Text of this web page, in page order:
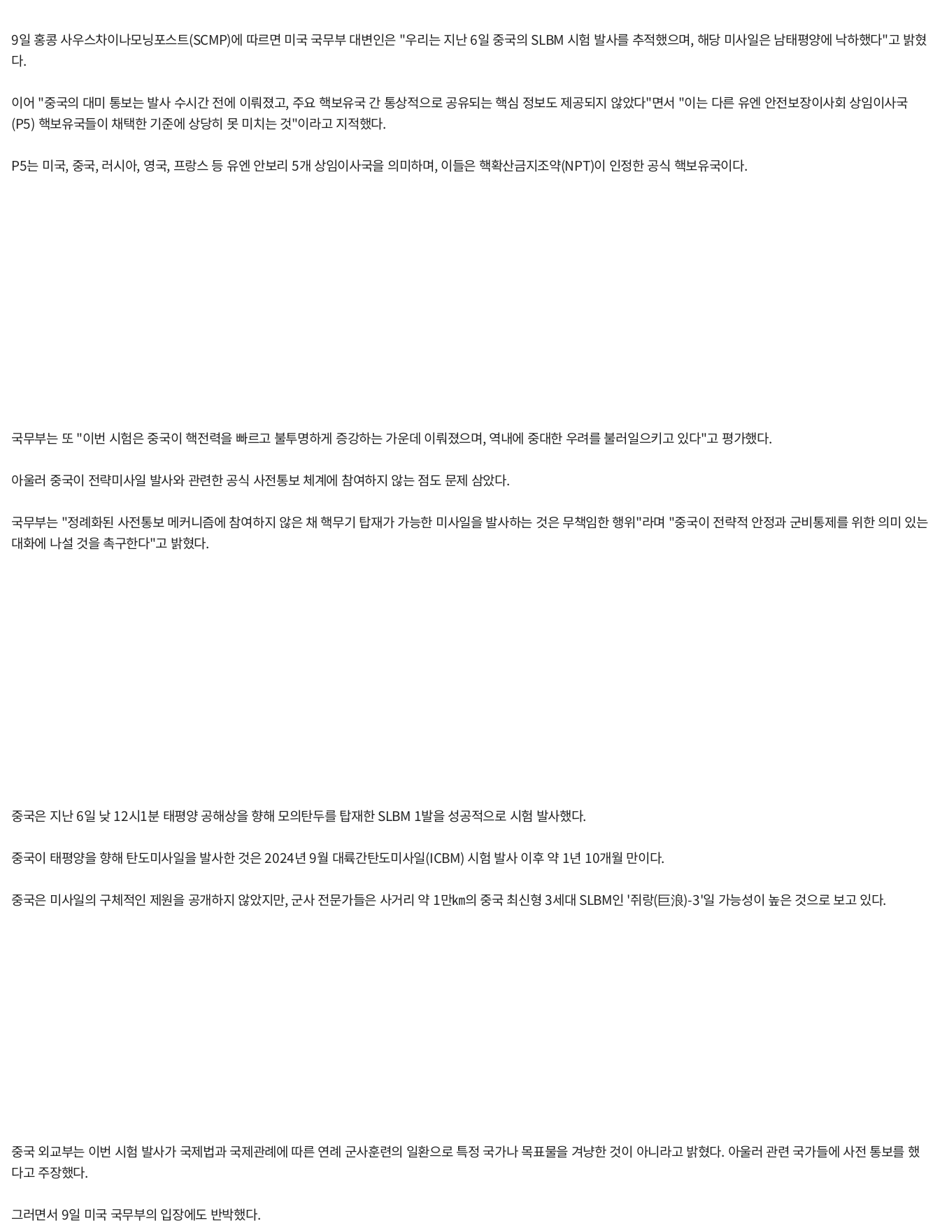
9일 홍콩 사우스차이나모닝포스트(SCMP)에 따르면 미국 국무부 대변인은 "우리는 지난 6일 중국의 SLBM 시험 발사를 추적했으며, 해당 미사일은 남태평양에 낙하했다"고 밝혔
다.
이어 "중국의 대미 통보는 발사 수시간 전에 이뤄졌고, 주요 핵보유국 간 통상적으로 공유되는 핵심 정보도 제공되지 않았다"면서 "이는 다른 유엔 안전보장이사회 상임이사국
(P5) 핵보유국들이 채택한 기준에 상당히 못 미치는 것"이라고 지적했다.
P5는 미국, 중국, 러시아, 영국, 프랑스 등 유엔 안보리 5개 상임이사국을 의미하며, 이들은 핵확산금지조약(NPT)이 인정한 공식 핵보유국이다.
국무부는 또 "이번 시험은 중국이 핵전력을 빠르고 불투명하게 증강하는 가운데 이뤄졌으며, 역내에 중대한 우려를 불러일으키고 있다"고 평가했다.
아울러 중국이 전략미사일 발사와 관련한 공식 사전통보 체계에 참여하지 않는 점도 문제 삼았다.
국무부는 "정례화된 사전통보 메커니즘에 참여하지 않은 채 핵무기 탑재가 가능한 미사일을 발사하는 것은 무책임한 행위"라며 "중국이 전략적 안정과 군비통제를 위한 의미 있는
대화에 나설 것을 촉구한다"고 밝혔다.
중국은 지난 6일 낮 12시1분 태평양 공해상을 향해 모의탄두를 탑재한 SLBM 1발을 성공적으로 시험 발사했다.
중국이 태평양을 향해 탄도미사일을 발사한 것은 2024년 9월 대륙간탄도미사일(ICBM) 시험 발사 이후 약 1년 10개월 만이다.
중국은 미사일의 구체적인 제원을 공개하지 않았지만, 군사 전문가들은 사거리 약 1만㎞의 중국 최신형 3세대 SLBM인 '쥐랑(巨浪)-3'일 가능성이 높은 것으로 보고 있다.
중국 외교부는 이번 시험 발사가 국제법과 국제관례에 따른 연례 군사훈련의 일환으로 특정 국가나 목표물을 겨냥한 것이 아니라고 밝혔다. 아울러 관련 국가들에 사전 통보를 했
다고 주장했다.
그러면서 9일 미국 국무부의 입장에도 반박했다.